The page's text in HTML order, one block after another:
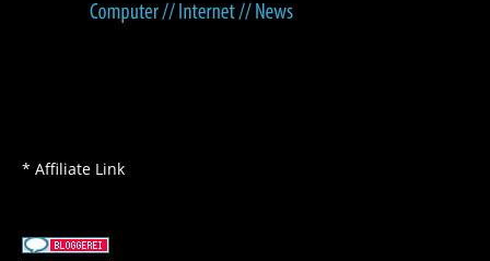
* Affiliate Link